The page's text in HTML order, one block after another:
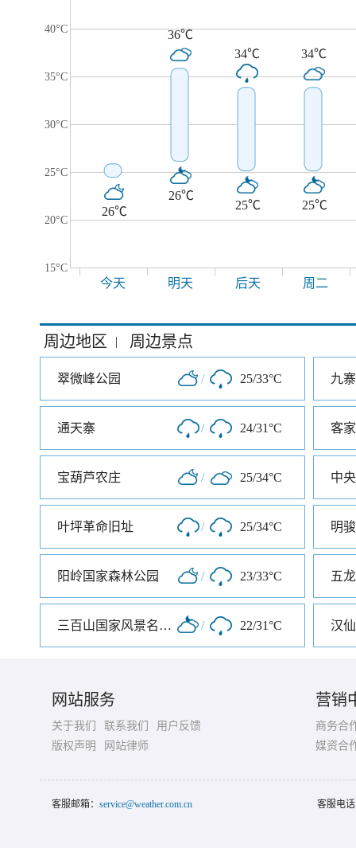
40°C
35°C
30°C
25°C
20°C
15°C
26℃
36℃
26℃
34℃
25℃
34℃
25℃
今天 明天 后天 周二
周边地区 | 周边景点
翠微峰公园 / 25/33°C 九
通天寨 / 24/31°C 客
宝葫芦农庄 / 25/34°C
叶坪革命旧址 / 25/34°C
阳岭国家森林公园 / 23/33°C 五
三百山国家风景名胜区 / 22/31°C 汉
网站服务
关于我们 联系我们
用户反馈
版权声明
网站律师
营销
商务合
媒资合
客服邮箱： service@weather.com.cn 客服电